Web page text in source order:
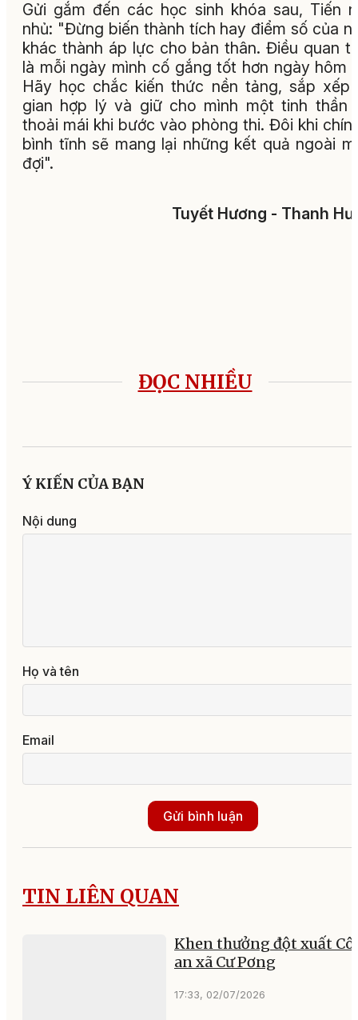
Gửi gắm đến các học sinh khóa sau, Tiến
nhủ: "Đừng biến thành tích hay điểm số của
khác thành áp lực cho bản thân. Điều quan
là mỗi ngày mình cố gắng tốt hơn ngày hôm
Hãy học chắc kiến thức nền tảng, sắp xếp
gian hợp lý và giữ cho mình một tinh thần
thoải mái khi bước vào phòng thi. Đôi khi
bình tĩnh sẽ mang lại những kết quả ngoài
đợi".
Tuyết Hương - Thanh
ĐỌC NHIỀU
Ý KIẾN CỦA BẠN
Nội dung
Họ và tên
Email
Gửi bình luận
TIN LIÊN QUAN
Khen thưởng đột xuất
an xã Cư Pơng
17:33, 02/07/2026